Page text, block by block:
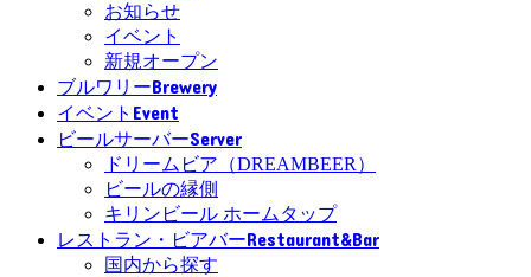
お知らせ
イベント
新規オープン
ブルワリーBrewery
イベント Event
ビールサーバーServer
ドリームビア（DREAMBEER）
ビールの縁側
キリンビール ホームタップ
レストラン・ビアバーRestaurant&Bar
国内から探す